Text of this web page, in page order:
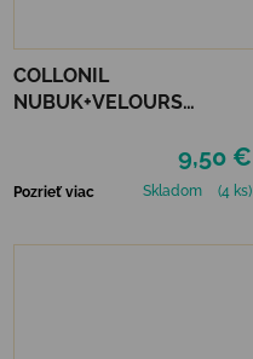
COLLONIL
NUBUK+VELOURS
9,50 €
Pozrieť viac Skladom (4 ks)